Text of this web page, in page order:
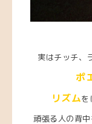
実はチッチ、
ポ
リズムを
頑張る人の背